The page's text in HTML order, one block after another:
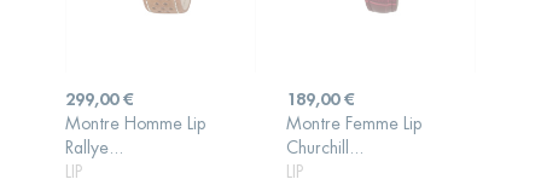
Prix
299,00 €
Montre Homme Lip
Rallye...
LIP
AJOUTER AU
Prix
189,00 €
Montre Femme Lip
Churchill...
LIP
AJOUTER AU
PANIER